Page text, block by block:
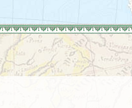
Türkei
Wales